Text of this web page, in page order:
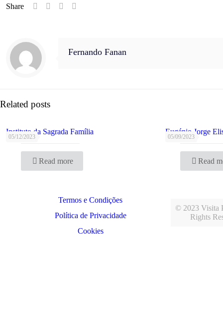
Share
Fernando Fanan
Related posts
05/12/2023
Instituto da Sagrada Família
Read more
05/09/2023
Eugénio Jorge
Read
Termos e Condições
Política de Privacidade
Cookies
© 2023 Visita
Rights